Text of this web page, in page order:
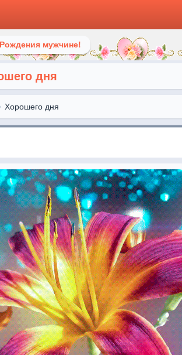
мужчине!
дня
Хорошего дня